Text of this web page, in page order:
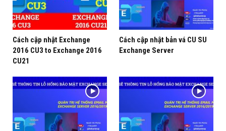
Cách cập nhật Exchange
2016 CU3 to Exchange 2016
CU21
Cách cập nhật bản vá CU SU
Exchange Server